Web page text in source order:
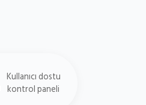
Kullanıcı dostu
kontrol paneli